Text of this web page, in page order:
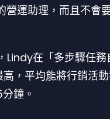
營運助理，而且不會
在「多步驟任務
，平均能將行銷活
鐘。